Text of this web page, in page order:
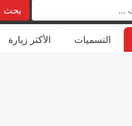
بحث
التسميات الأكثر زيارة